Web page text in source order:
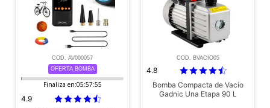
COD. AV000057
OFERTA BOMBA
Finaliza en:05:57:53
4.9
COD. BVACIO05
4.8
Bomba Compacta de Vacío
Gadnic Una Etapa 90 L